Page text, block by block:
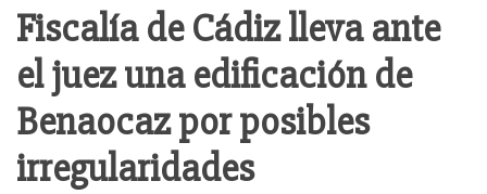
Fiscalía de Cádiz lleva ante
el juez una edificación de
Benaocaz por posibles
irregularidades